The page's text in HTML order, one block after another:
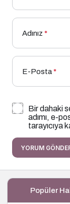
Adınız *
E-Posta*
Bir dahaki
adımı, e-
tarayıcıya
YORUM
Popüler